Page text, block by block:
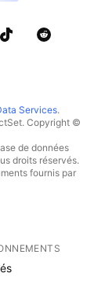
Services.
Copyright ©
de données
droits réservés.
fournis par